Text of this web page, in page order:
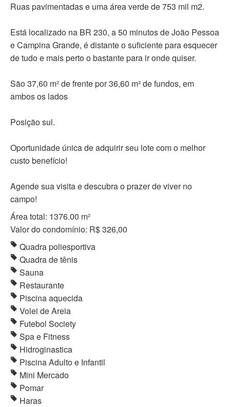
Ruas pavimentadas e uma área verde de 753 mil m2.
Está localizado na BR 230, a 50 minutos de João Pessoa
e Campina Grande, é distante o suficiente para esquecer
de tudo e mais perto o bastante para ir onde quiser.
São 37,60 m² de frente por 36,60 m² de fundos, em
ambos os lados
Posição sul.
Oportunidade única de adquirir seu lote com o melhor
custo benefício!
Agende sua visita e descubra o prazer de viver no
campo!
Área total: 1376.00 m²
Valor do condomínio: R$ 326,00
Quadra poliesportiva
Quadra de tênis
Sauna
Restaurante
Piscina aquecida
Volei de Areia
Futebol Society
Spa e Fitness
Hidroginastica
Piscina Adulto e Infantil
Mini Mercado
Pomar
Haras